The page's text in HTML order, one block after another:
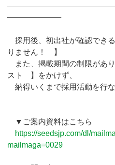
―――――――
採用後、初出社が確認でき
りません！ 】
また、掲載期間の制限があ
スト 】をかけず、
納得いくまで採用活動を行な
▼ご案内資料はこちら
https://seedsjp.com/dl/
mailmaga=0029